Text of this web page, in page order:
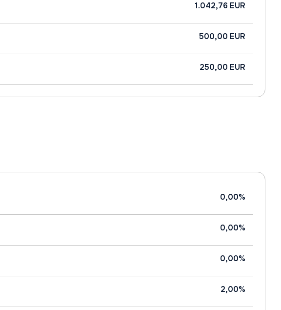
1.042,76 EUR
500,00 EUR
250,00 EUR
0,00%
0,00%
0,00%
2,00%